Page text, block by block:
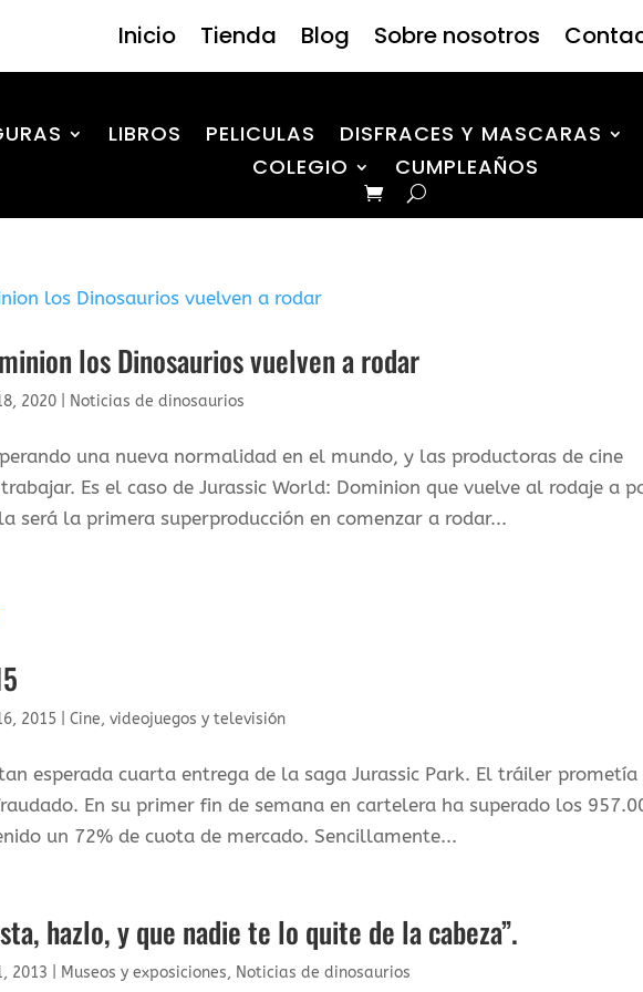
Inicio Tienda Blog Sobre nosotros
LIBROS PELICULAS
DISFRACES Y MASCARAS
COLEGIO
CUMPLEAÑOS
los Dinosaurios vuelven a rodar
2020 Noticias de dinosaurios
una nueva normalidad en el mundo, y las productoras de cine
Es el caso de Jurassic World: Dominion que vuelve al rodaje a
será la primera superproducción en comenzar a rodar...
2015 |Cine, videojuegos y televisión
esperada cuarta entrega de la saga Jurassic Park. El tráiler prometía
En su primer fin de semana en cartelera ha superado los
un 72% de cuota de mercado. Sencillamente...
hazlo, y que nadie te lo quite de la cabeza”.
2013 Museos y exposiciones, Noticias de dinosaurios